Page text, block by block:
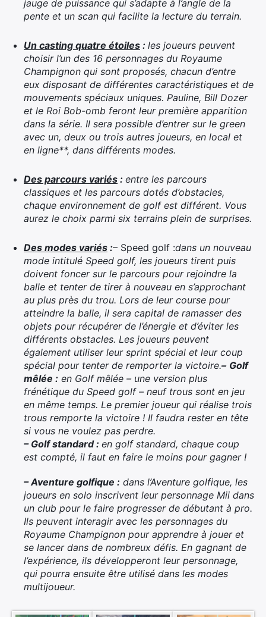
jauge de puissance qui s’adapte à l’angle de la
pente et un scan qui facilite la lecture du terrain.
Un casting quatre étoiles : les joueurs peuvent
choisir l’un des 16 personnages du Royaume
Champignon qui sont proposés, chacun d’entre
eux disposant de différentes caractéristiques et de
mouvements spéciaux uniques. Pauline, Bill Dozer
et le Roi Bob-omb feront leur première apparition
dans la série. Il sera possible d’entrer sur le green
avec un, deux ou trois autres joueurs, en local et
en ligne**, dans différents modes.
Des parcours variés : entre les parcours
classiques et les parcours dotés d’obstacles,
chaque environnement de golf est différent. Vous
aurez le choix parmi six terrains plein de surprises.
Des modes variés :– Speed golf :dans un nouveau
mode intitulé Speed golf, les joueurs tirent puis
doivent foncer sur le parcours pour rejoindre la
balle et tenter de tirer à nouveau en s’approchant
au plus près du trou. Lors de leur course pour
atteindre la balle, il sera capital de ramasser des
objets pour récupérer de l’énergie et d’éviter les
différents obstacles. Les joueurs peuvent
également utiliser leur sprint spécial et leur coup
spécial pour tenter de remporter la victoire.– Golf
mêlée : en Golf mêlée – une version plus
frénétique du Speed golf – neuf trous sont en jeu
en même temps. Le premier joueur qui réalise trois
trous remporte la victoire ! Il faudra rester en tête
si vous ne voulez pas perdre.
– Golf standard : en golf standard, chaque coup
est compté, il faut en faire le moins pour gagner !
–Aventure golfique : dans l’Aventure golfique, les
joueurs en solo inscrivent leur personnage Mii dans
un club pour le faire progresser de débutant à pro.
Ils peuvent interagir avec les personnages du
Royaume Champignon pour apprendre à jouer et
se lancer dans de nombreux défis. En gagnant de
l’expérience, ils développeront leur personnage,
qui pourra ensuite être utilisé dans les modes
multijoueur.